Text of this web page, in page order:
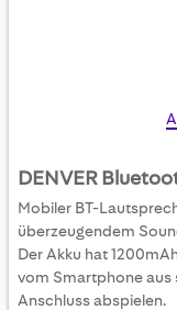
DENVER
Mobiler BT-
überzeugendem
Der Akku hat
vom Smartphone aus
Anschluss abspielen.